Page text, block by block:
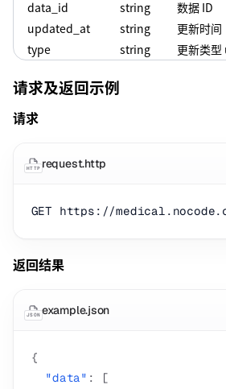
data_id
string
数据 ID
updated_at
string
更新时间
type
string 更新类
请求及返回示例
请求
HTTP request.http
返回结果
JSON example.json
{
"data" :
[